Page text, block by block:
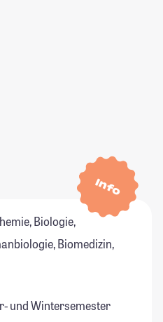
Info
Biologie,
Biomedizin,
und Wintersemester